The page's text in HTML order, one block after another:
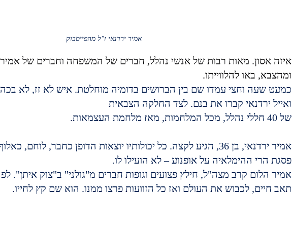
אמיר ירדנאי ז"ל מהפייסבוק
איזה אסון. מאות רבות של אנשי נהלל, חברים של המשפחה וחברים של אמיר
ומהצבא, באו להלווייתו.
כמעט שעה וחצי עמדו שם בין הברושים בדומיה מוחלטת. איש לא זז, לא
ואייל ירדנאי קברו את בנם. לצד החלקה הצבאית
של 40 חללי נהלל, מכל המלחמות, מאז מלחמת העצמאות.
אמיר ירדנאי, בן 36, הגיע לקצה. כל יכולותיו יוצאות הדופן כחבר,
פסגת הרי ההימלאיה על אופנוע – לא הועילו לו.
תאב חיים, לכבוש את העולם ואז כל הזוועות פרצו ממנו. הוא שם קץ לחייו.